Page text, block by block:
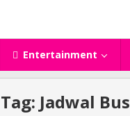
Entertainment
Tag: Jadwal Bus